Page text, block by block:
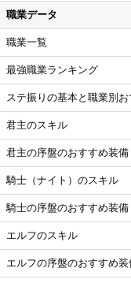
職業データ
職業一覧
最強職業ランキング
ステ振りの基本と職業別
君主のスキル
君主の序盤のおすすめ装備
騎士（ナイト）のスキル
騎士の序盤のおすすめ装備
エルフのスキル
エルフの序盤のおすすめ装